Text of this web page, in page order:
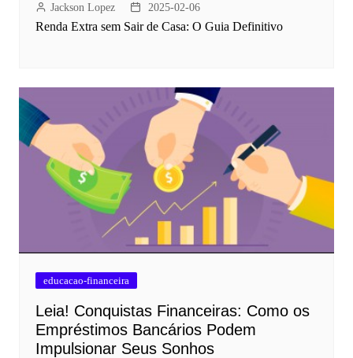
Jackson Lopez 2025-02-06
Renda Extra sem Sair de Casa: O Guia Definitivo
educacao-financeira
Leia! Conquistas Financeiras: Como os
Empréstimos Bancários Podem
Impulsionar Seus Sonhos